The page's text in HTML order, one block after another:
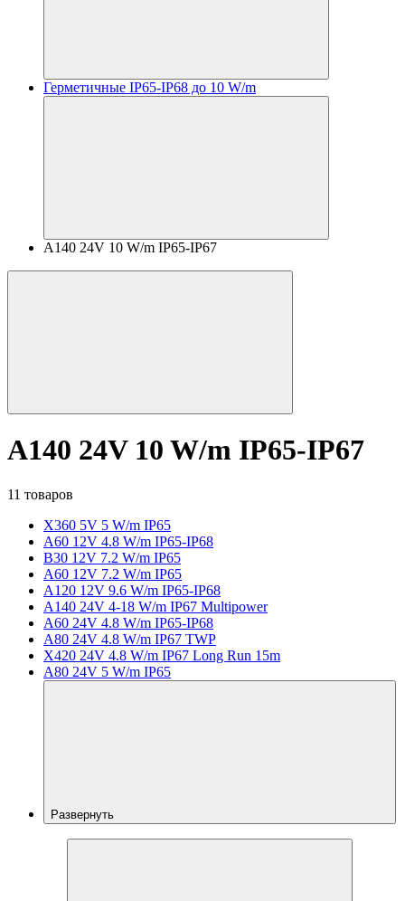
Герметичные IP65-IP68 до 10 W/m
A140 24V 10 W/m IP65-IP67
A140 24V 10 W/m IP65-IP67
11 товаров
X360 5V 5 W/m IP65
A60 12V 4.8 W/m IP65-IP68
B30 12V 7.2 W/m IP65
A60 12V 7.2 W/m IP65
A120 12V 9.6 W/m IP65-IP68
A140 24V 4-18 W/m IP67 Multipower
A60 24V 4.8 W/m IP65-IP68
A80 24V 4.8 W/m IP67 TWP
X420 24V 4.8 W/m IP67 Long Run 15m
A80 24V 5 W/m IP65
Развернуть